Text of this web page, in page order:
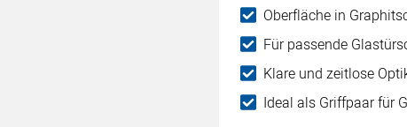
Oberfläche in
Für passende
Klare und zeitlose
Ideal als Griffpaar für